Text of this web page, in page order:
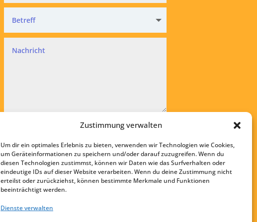
Zustimmung verwalten
Um dir ein optimales Erlebnis zu bieten, verwenden wir Technologien wie Cookies,
um Geräteinformationen zu speichern und/oder darauf zuzugreifen. Wenn du
diesen Technologien zustimmst, können wir Daten wie das Surfverhalten oder
eindeutige IDs auf dieser Website verarbeiten. Wenn du deine Zustimmung nicht
erteilst oder zurückziehst, können bestimmte Merkmale und Funktionen
beeinträchtigt werden.
Dienste verwalten
Datenschutz
Datenschutzvereinbarung
Absenden
Startseite
Kontakt
Impressum
Datenschutz